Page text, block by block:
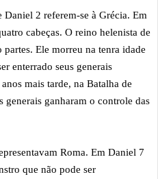
2 referem-se à Grécia. Em
cabeças. O reino helenista de
Ele morreu na tenra idade
enterrado seus generais
mais tarde, na Batalha de
generais ganharam o controle das
Roma. Em Daniel 7
que não pode ser